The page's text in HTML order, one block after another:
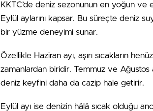
KKTC’de deniz sezonunun en yoğun
Eylül aylarını kapsar. Bu süreçte deniz
bir yüzme deneyimi sunar.
Özellikle Haziran ayı, aşırı sıcakların
zamanlardan biridir. Temmuz ve Ağustos
deniz keyfini daha da cazip hale getirir.
Eylül ayı ise denizin hâlâ sıcak olduğu